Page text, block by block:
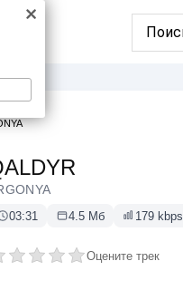
03:31 4.5 Мб 179 kbps
Оцените трек